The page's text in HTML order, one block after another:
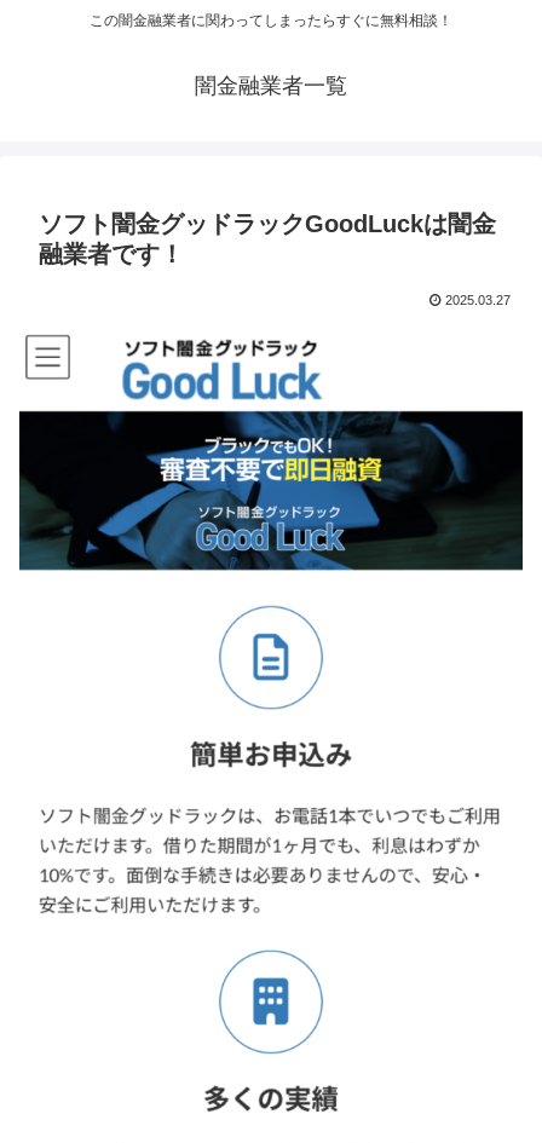
この闇金融業者に関わってしまったらすぐに無料相談！
闇金融業者一覧
ソフト闇金グッドラックGoodLuckは闇金
融業者です！
2025.03.27